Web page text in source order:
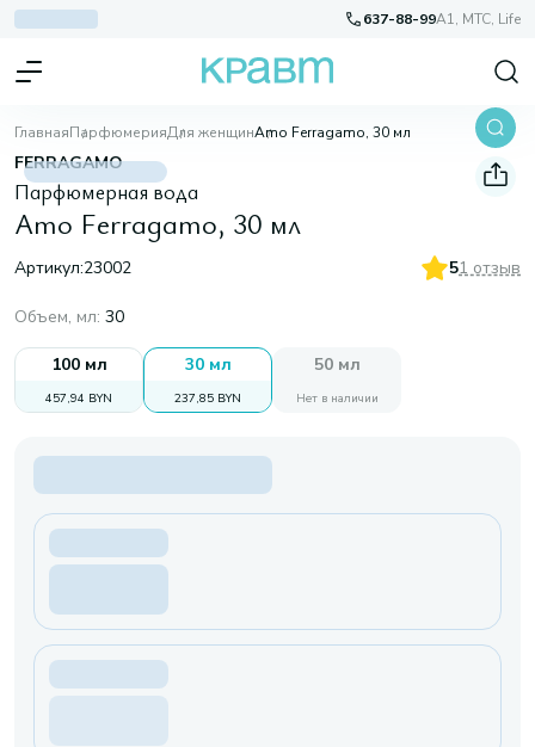
637-88-99A1, МТС, Life
ГлавнаяПарфюмерияДля женщинAmo Ferragamo, 30 мл
FERRAGAMO
Парфюмерная вода
Amo Ferragamo, 30 мл
Артикул:23002 51 отзыв
Объем, мл: 30
100 мл
457,94 BYN
30 мл
237,85 BYN
50 мл
Нет в наличии